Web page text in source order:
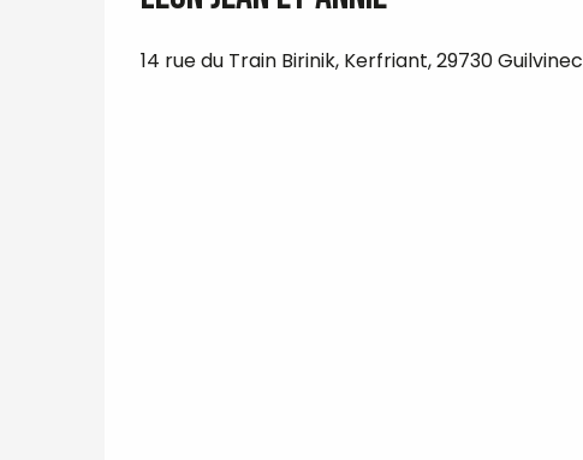
14 rue du Train Birinik, Kerfriant, 29730 Guilvinec